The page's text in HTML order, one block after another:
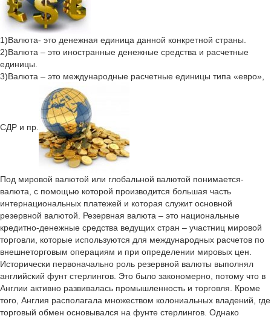
1)Валюта- это денежная единица данной конкретной страны.
2)Валюта – это иностранные денежные средства и расчетные
единицы.
3)Валюта – это международные расчетные единицы типа «евро»,
СДР и пр.
Под мировой валютой или глобальной валютой понимается-
валюта, с помощью которой производится большая часть
интернациональных платежей и которая служит основной
резервной валютой. Резервная валюта – это национальные
кредитно-денежные средства ведущих стран – участниц мировой
торговли, которые используются для международных расчетов по
внешнеторговым операциям и при определении мировых цен.
Исторически первоначально роль резервной валюты выполнял
английский фунт стерлингов. Это было закономерно, потому что в
Англии активно развивалась промышленность и торговля. Кроме
того, Англия располагала множеством колониальных владений, где
торговый обмен основывался на фунте стерлингов. Однако